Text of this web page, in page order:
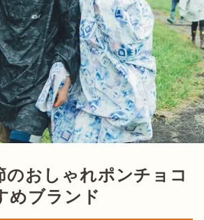
のおしゃれポンチョコ
めブランド